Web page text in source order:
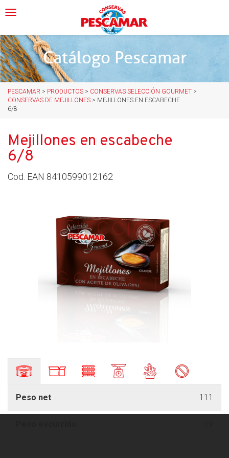
to Toggle navigation
Catálogo Pescamar
PESCAMAR > PRODUCTOS > CONSERVAS SELECCIÓN GOURMET >
CONSERVAS DE MEJILLONES > MEJILLONES EN ESCABECHE
6/8
Mejillones en escabeche
6/8
Cod. EAN 8410599012162
Peso net 111